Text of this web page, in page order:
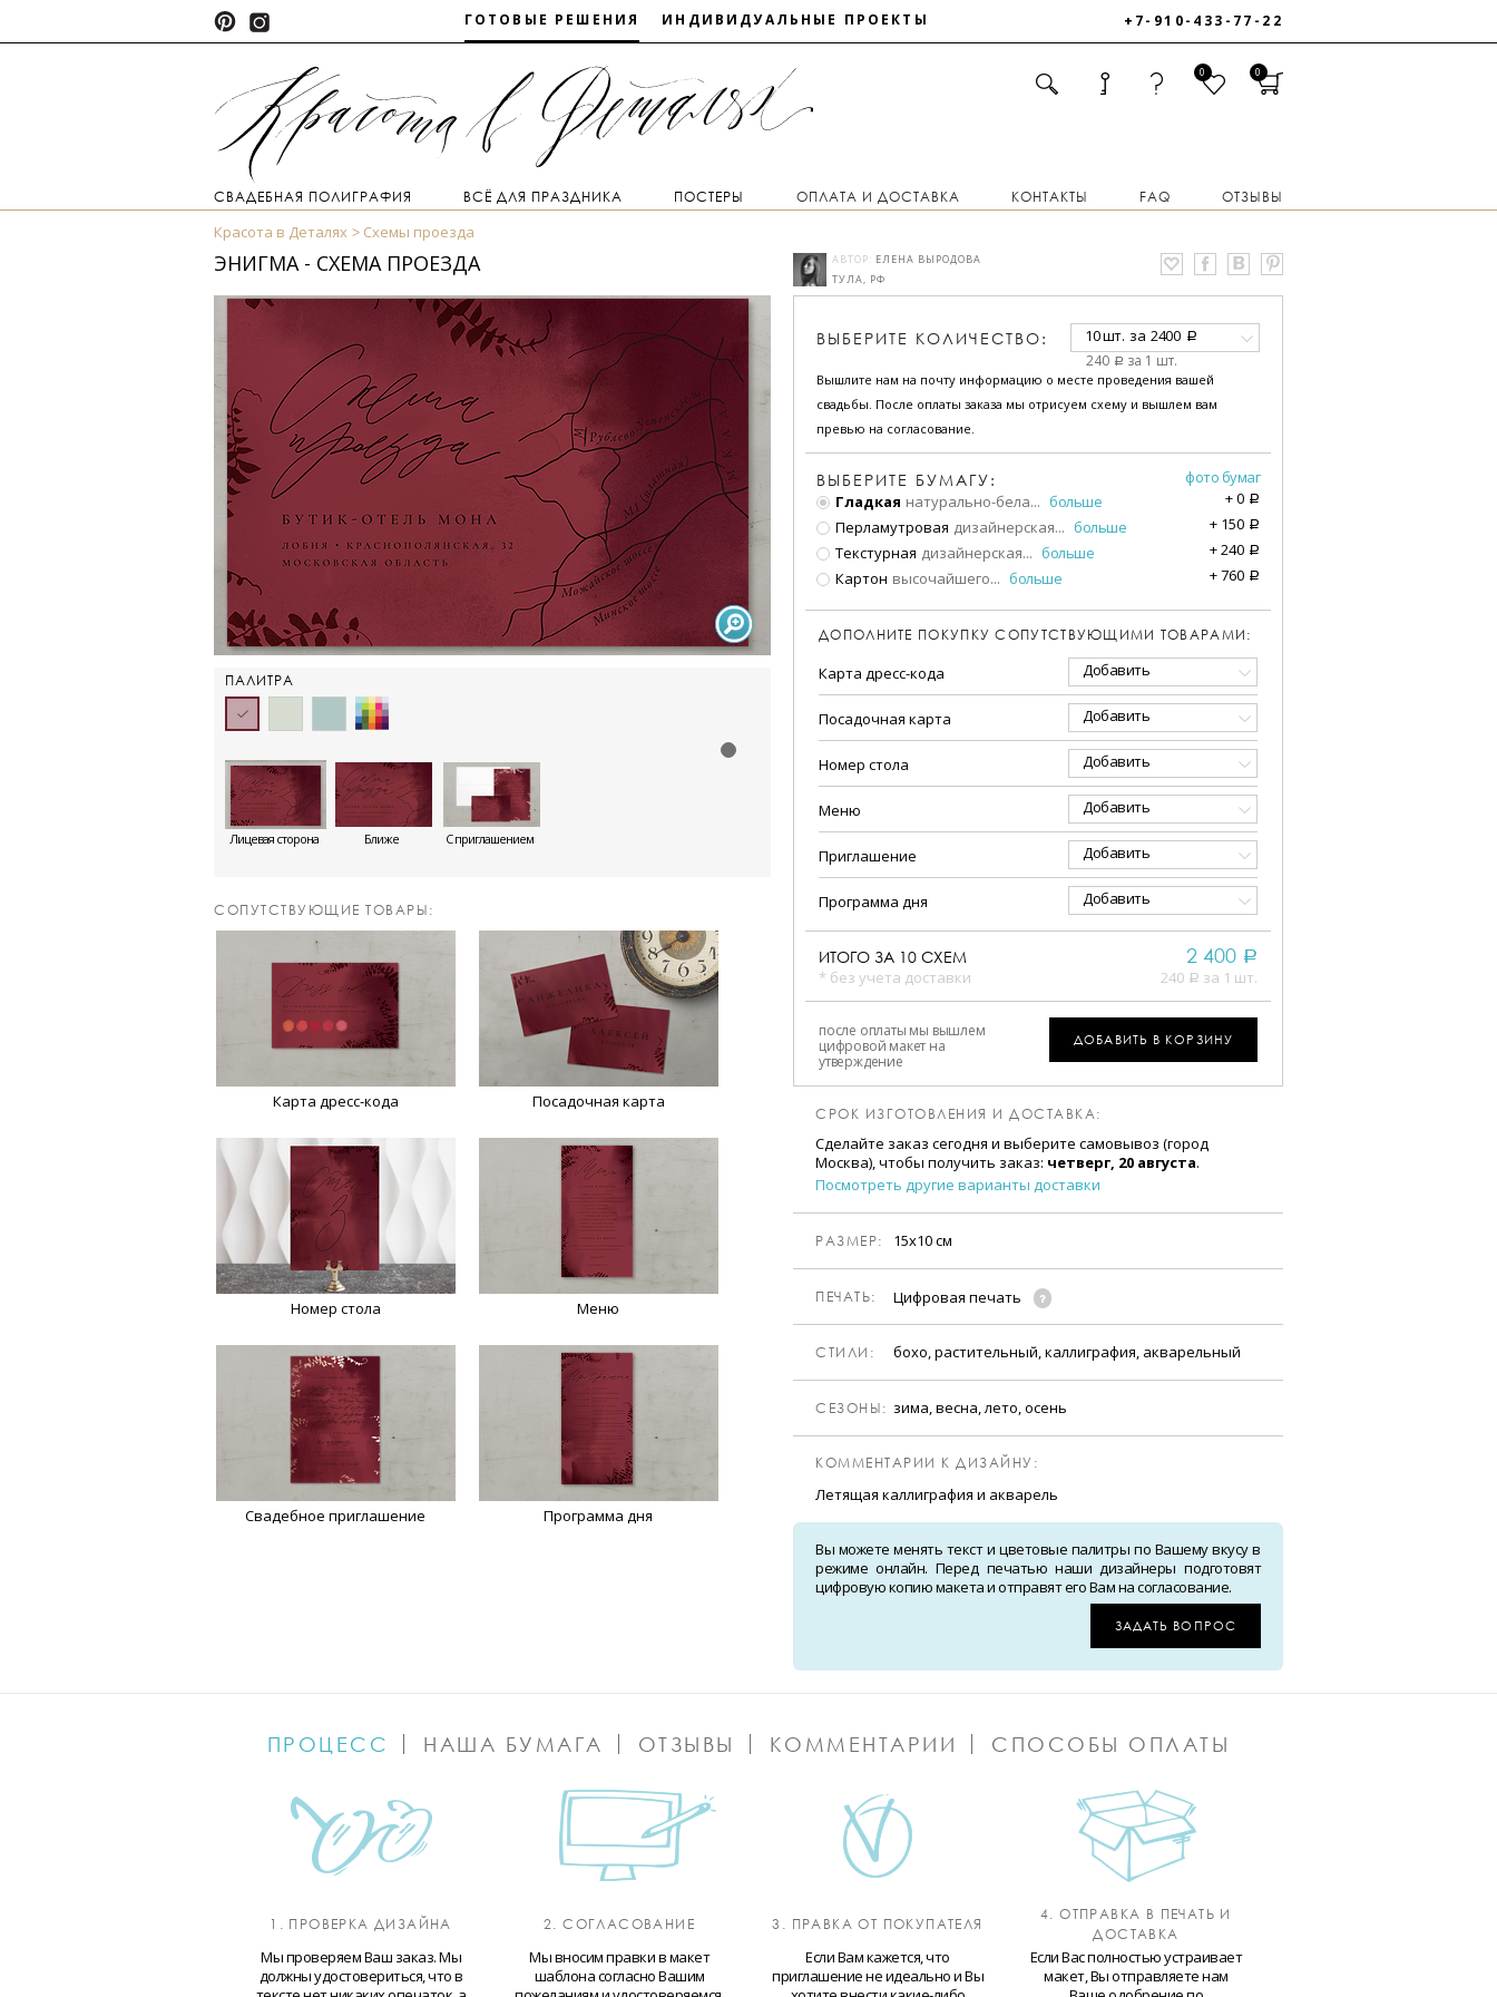
ГОТОВЫЕ РЕШЕНИЯ ИНДИВИДУАЛЬНЫЕ ПРОЕКТЫ +7-910-433-77-22
0 0
СВАДЕБНАЯ ПОЛИГРАФИЯ ВСЁ ДЛЯ ПРАЗДНИКА ПОСТЕРЫ ОПЛАТА И ДОСТАВКА КОНТАКТЫ FAQ ОТЗЫВЫ
Красота в Деталях Схемы проезда
ЭНИГМА - СХЕМА ПРОЕЗДА
ПАЛИТРА
Лицевая сторона Ближе С приглашением
CОПУТСТВУЮЩИЕ ТОВАРЫ:
Карта дресс-кода Посадочная карта
Номер стола Меню
Свадебное приглашение Программа дня
АВТОР: ЕЛЕНА ВЫРОДОВА
ТУЛА, РФ
ВЫБЕРИТЕ КОЛИЧЕСТВО: 10 шт. за 2400 a
240 a за 1 шт.
Вышлите нам на почту информацию о месте проведения вашей
свадьбы. После оплаты заказа мы отрисуем схему и вышлем вам
превью на согласование.
ВЫБЕРИТЕ БУМАГУ:
фото бумаг
Гладкая натурально-бела... больше +0 a
Перламутровая дизайнерская... больше + 150 a
Текстурная дизайнерская... больше +240 a
Картон высочайшего... больше +760 a
ДОПОЛНИТЕ ПОКУПКУ СОПУТСТВУЮЩИМИ ТОВАРАМИ:
Карта дресс-кода Добавить
Посадочная карта Добавить
Номер стола Добавить
Меню Добавить
Приглашение Добавить
Программа дня Добавить
ИТОГО ЗА 10 СХЕМ
* без учета доставки
2 400 a
240 a за 1 шт.
после оплаты мы вышлем
цифровой макет на
утверждение
ДОБАВИТЬ В КОРЗИНУ
СРОК ИЗГОТОВЛЕНИЯ И ДОСТАВКА:
Сделайте заказ сегодня и выберите самовывоз (город
Москва), чтобы получить заказ: четверг, 20 августа.
Посмотреть другие варианты доставки
РАЗМЕР: 15х10 см
ПЕЧАТЬ: Цифровая печать
CТИЛИ: бохо, растительный, каллиграфия, акварельный
CЕЗОНЫ: зима, весна, лето, осень
КОММЕНТАРИИ К ДИЗАЙНУ:
Летящая каллиграфия и акварель
Вы можете менять текст и цветовые палитры по Вашему вкусу в
режиме онлайн. Перед печатью наши дизайнеры подготовят
цифровую копию макета и отправят его Вам на согласование.
ЗАДАТЬ ВОПРОС
ПРОЦЕСС НАША БУМАГА ОТЗЫВЫ КОММЕНТАРИИ СПОСОБЫ ОПЛАТЫ
1. ПРОВЕРКА ДИЗАЙНА
Мы проверяем Ваш заказ. Мы
должны удостовериться, что в
2. СОГЛАСОВАНИЕ
Мы вносим правки в макет
шаблона согласно Вашим
3. ПРАВКА ОТ ПОКУПАТЕЛЯ
Если Вам кажется, что
приглашение не идеально и Вы
4. ОТПРАВКА В ПЕЧАТЬ И
ДОСТАВКА
Если Вас полностью устраивает
макет, Вы отправляете нам